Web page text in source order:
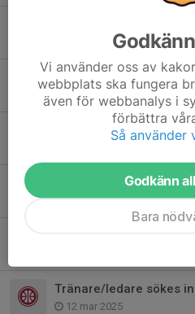
28 sep 2025
Fritidskortet
19 sep 2025
Ledarmöte 2025 -
Samma klubb, ny
17 maj 2025
Tränare/ledare sökes
12 mar 2025
Vi använder oss av
webbplats ska fungera
även för webbanalys i
förbättra
Så använder
Godkänn
Bara